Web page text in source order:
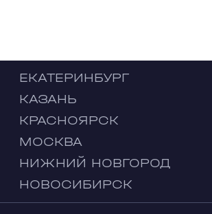
ЕКАТЕРИНБУРГ
КАЗАНЬ
КРАСНОЯРСК
МОСКВА
НИЖНИЙ НОВГОРОД
НОВОСИБИРСК